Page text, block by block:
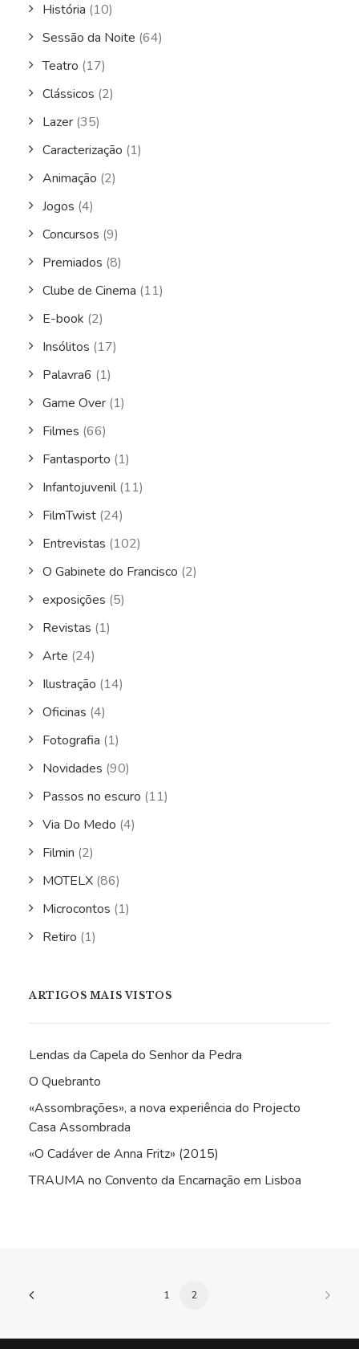
História (10)
Sessão da Noite (64)
Teatro (17)
Clássicos (2)
Lazer (35)
Caracterização (1)
Animação (2)
Jogos (4)
Concursos (9)
Premiados (8)
Clube de Cinema (11)
E-book (2)
Insólitos (17)
Palavra6 (1)
Game Over (1)
Filmes (66)
Fantasporto (1)
Infantojuvenil(11)
FilmTwist (24)
Entrevistas (102)
O Gabinete do Francisco (2)
exposições (5)
Revistas (1)
Arte (24)
Ilustração (14)
Oficinas (4)
Fotografia (1)
Novidades (90)
Passos no escuro (11)
Via Do Medo (4)
Filmin (2)
MOTELX (86)
Microcontos (1)
Retiro (1)
ARTIGOS MAIS VISTOS
Lendas da Capela do Senhor da Pedra
O Quebranto
«Assombrações», a nova experiência do Projecto
Casa Assombrada
«O Cadáver de Anna Fritz» (2015)
TRAUMA no Convento da Encarnação em Lisboa
1 2